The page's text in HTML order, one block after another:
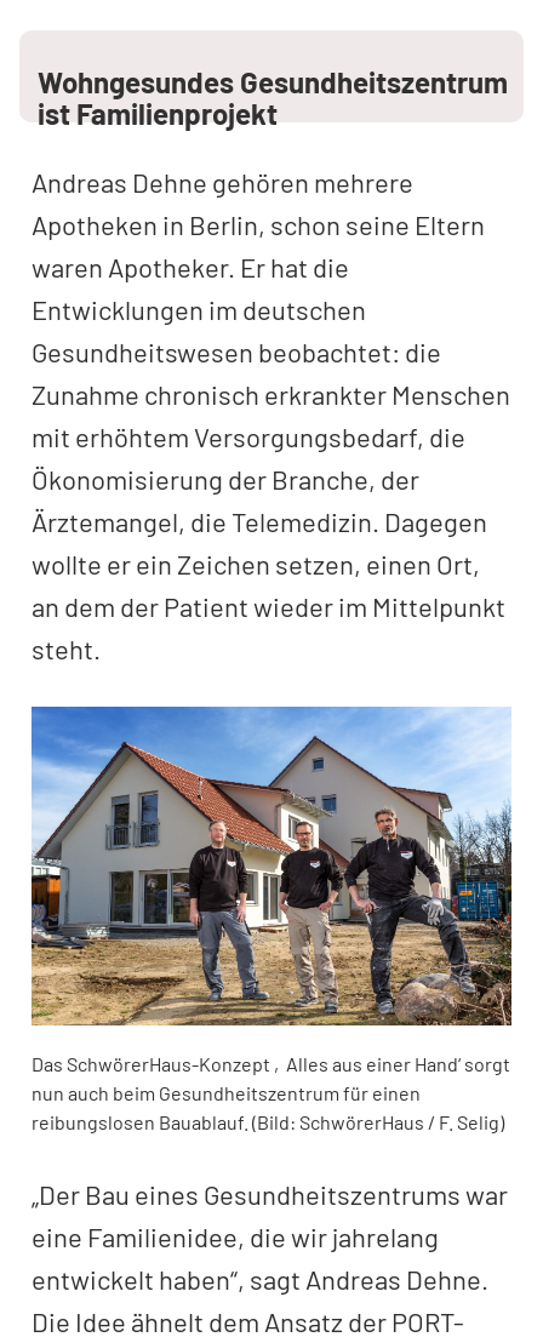
Wohngesundes Gesundheitszentrum
ist Familienprojekt
Andreas Dehne gehören mehrere
Apotheken in Berlin, schon seine Eltern
waren Apotheker. Er hat die
Entwicklungen im deutschen
Gesundheitswesen beobachtet: die
Zunahme chronisch erkrankter Menschen
mit erhöhtem Versorgungsbedarf, die
Ökonomisierung der Branche, der
Ärztemangel, die Telemedizin. Dagegen
wollte er ein Zeichen setzen, einen Ort,
an dem der Patient wieder im Mittelpunkt
steht.
Das SchwörerHaus-Konzept ‚Alles aus einer Hand‘ sorgt
nun auch beim Gesundheitszentrum für einen
reibungslosen Bauablauf. (Bild: SchwörerHaus / F. Selig)
„Der Bau eines Gesundheitszentrums war
eine Familienidee, die wir jahrelang
entwickelt haben“, sagt Andreas Dehne.
Die Idee ähnelt dem Ansatz der PORT-